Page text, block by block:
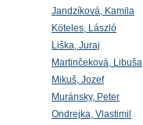
Jandzíková, Kamila
Köteles, László
Liška, Juraj
Martinčeková, Libuša
Mikuš, Jozef
Muránsky, Peter
Ondrejka, Vlastimil